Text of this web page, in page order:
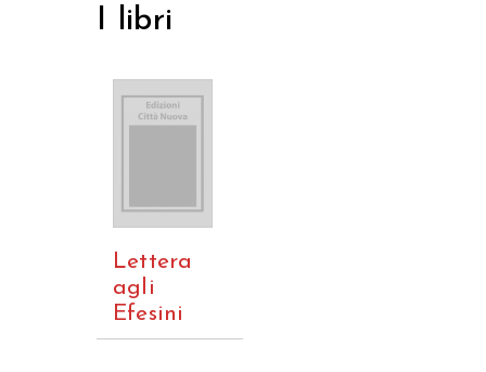
I libri
Lettera
agli
Efesini